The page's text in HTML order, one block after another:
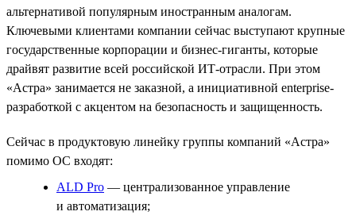
альтернативой популярным иностранным аналогам.
Ключевыми клиентами компании сейчас выступают крупные
государственные корпорации и бизнес-гиганты, которые
драйвят развитие всей российской ИТ-отрасли. При этом
«Астра» занимается не заказной, а инициативной enterprise-
разработкой с акцентом на безопасность и защищенность.
Сейчас в продуктовую линейку группы компаний «Астра»
помимо ОС входят:
ALD Pro — централизованное управление
и автоматизация;